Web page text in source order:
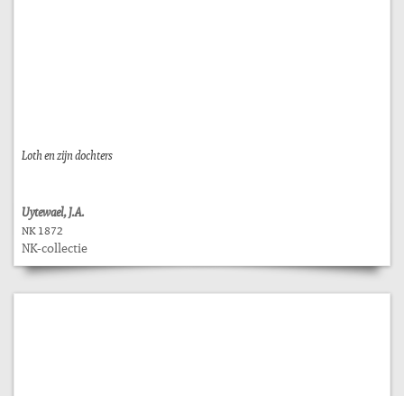
Loth en zijn dochters
Uytewael, J.A.
NK 1872
NK-collectie